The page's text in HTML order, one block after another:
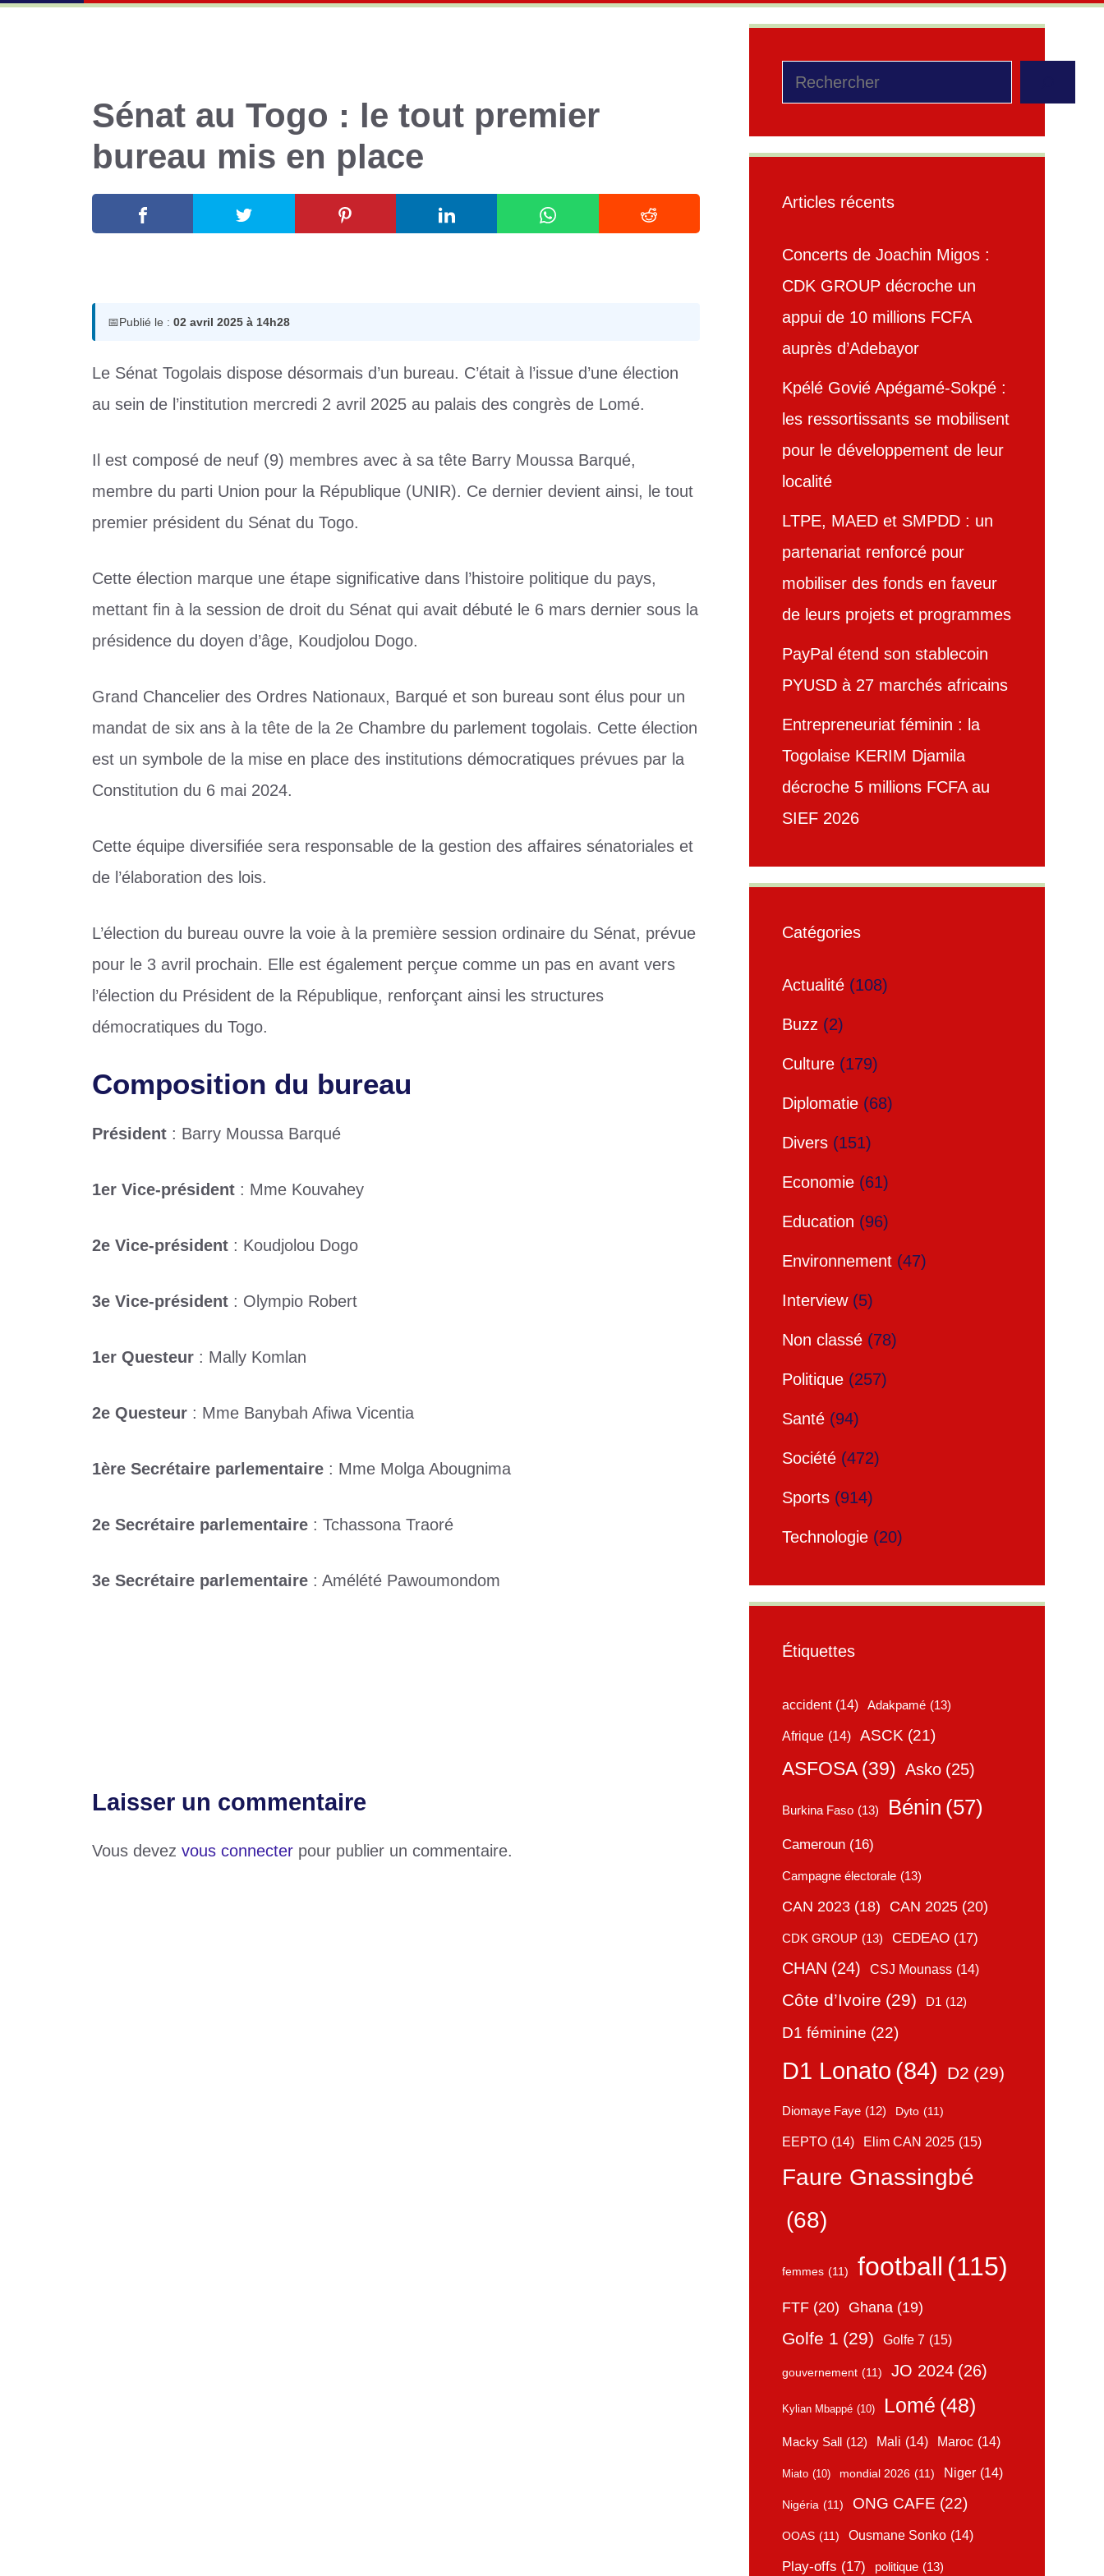
Sénat au Togo : le tout premier
bureau mis en place
📅Publié le : 02 avril 2025 à 14h28
Le Sénat Togolais dispose désormais d’un bureau. C’était à l’issue d’une élection
au sein de l’institution mercredi 2 avril 2025 au palais des congrès de Lomé.
Il est composé de neuf (9) membres avec à sa tête Barry Moussa Barqué,
membre du parti Union pour la République (UNIR). Ce dernier devient ainsi, le tout
premier président du Sénat du Togo.
Cette élection marque une étape significative dans l’histoire politique du pays,
mettant fin à la session de droit du Sénat qui avait débuté le 6 mars dernier sous la
présidence du doyen d’âge, Koudjolou Dogo.
Grand Chancelier des Ordres Nationaux, Barqué et son bureau sont élus pour un
mandat de six ans à la tête de la 2e Chambre du parlement togolais. Cette élection
est un symbole de la mise en place des institutions démocratiques prévues par la
Constitution du 6 mai 2024.
Cette équipe diversifiée sera responsable de la gestion des affaires sénatoriales et
de l’élaboration des lois.
L’élection du bureau ouvre la voie à la première session ordinaire du Sénat, prévue
pour le 3 avril prochain. Elle est également perçue comme un pas en avant vers
l’élection du Président de la République, renforçant ainsi les structures
démocratiques du Togo.
Composition du bureau
Président : Barry Moussa Barqué
1er Vice-président : Mme Kouvahey
2e Vice-président : Koudjolou Dogo
3e Vice-président : Olympio Robert
1er Questeur : Mally Komlan
2e Questeur : Mme Banybah Afiwa Vicentia
1ère Secrétaire parlementaire : Mme Molga Abougnima
2e Secrétaire parlementaire : Tchassona Traoré
3e Secrétaire parlementaire : Amélété Pawoumondom
Laisser un commentaire
Vous devez vous connecter pour publier un commentaire.
Rechercher
Articles récents
Concerts de Joachin Migos :
CDK GROUP décroche un
appui de 10 millions FCFA
auprès d’Adebayor
Kpélé Govié Apégamé-Sokpé :
les ressortissants se mobilisent
pour le développement de leur
localité
LTPE, MAED et SMPDD : un
partenariat renforcé pour
mobiliser des fonds en faveur
de leurs projets et programmes
PayPal étend son stablecoin
PYUSD à 27 marchés africains
Entrepreneuriat féminin : la
Togolaise KERIM Djamila
décroche 5 millions FCFA au
SIEF 2026
Catégories
Actualité (108)
Buzz (2)
Culture (179)
Diplomatie (68)
Divers (151)
Economie (61)
Education (96)
Environnement (47)
Interview(5)
Non classé (78)
Politique (257)
Santé (94)
Société (472)
Sports (914)
Technologie (20)
Étiquettes
accident (14) Adakpamé (13)
Afrique (14) ASCK (21)
ASFOSA (39) Asko (25)
Burkina Faso (13) Bénin (57)
Cameroun (16)
Campagne électorale (13)
CAN 2023 (18) CAN 2025 (20)
CDK GROUP (13) CEDEAO (17)
CHAN (24) CSJ Mounass (14)
Côte d’Ivoire (29) D1 (12)
D1 féminine (22)
D1 Lonato (84) D2 (29)
Diomaye Faye (12) Dyto (11)
EEPTO (14) Elim CAN 2025 (15)
Faure Gnassingbé
(68)
femmes (11) football (115)
FTF (20) Ghana (19)
Golfe 1 (29) Golfe 7 (15)
gouvernement (11) JO 2024 (26)
Kylian Mbappé (10) Lomé (48)
Macky Sall (12) Mali (14) Maroc (14)
Miato (10) mondial 2026 (11) Niger (14)
Nigéria (11) ONG CAFE (22)
OOAS (11) Ousmane Sonko (14)
Play-offs (17) politique (13)